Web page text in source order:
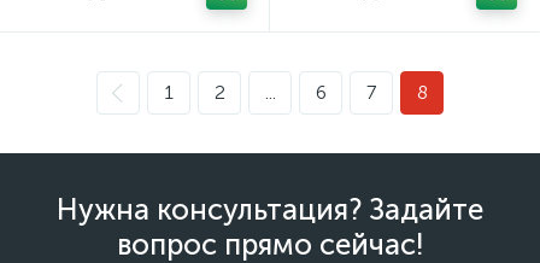
1 2 ... 6 7 8
Нужна консультация? Задайте
вопрос прямо сейчас!